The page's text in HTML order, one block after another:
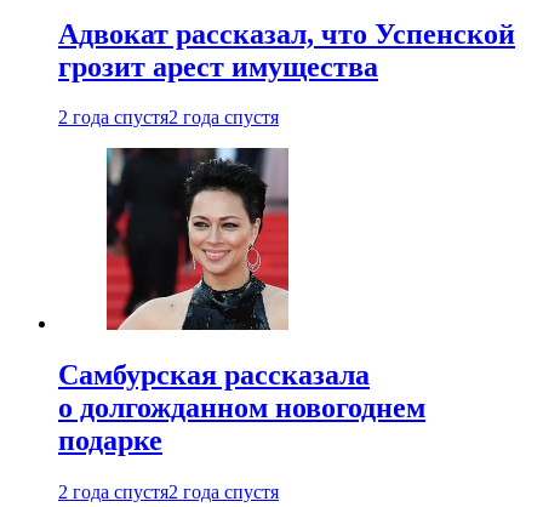
Адвокат рассказал, что Успенской
грозит арест имущества
2 года спустя2 года спустя
Самбурская рассказала
о долгожданном новогоднем
подарке
2 года спустя2 года спустя